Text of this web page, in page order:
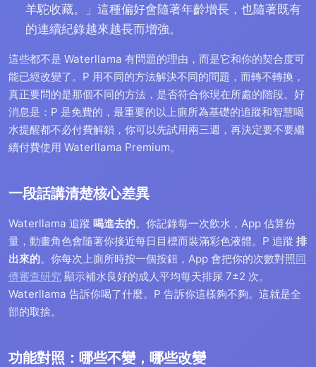
羊駝收藏。」這種偏好會隨著年齡增長，也隨著既有
的連續紀錄越來越長而增強。
這些都不是 Waterllama 有問題的理由，而是它和你的契合度可
能已經改變了。P 用不同的方法解決不同的問題，而轉不轉換，
真正要問的是那個不同的方法，是否符合你現在所處的階段。好
消息是：P 是免費的，最重要的以上廁所為基礎的追蹤和智慧喝
水提醒都不必付費解鎖，你可以先試用兩三週，再決定要不要繼
續付費使用 Waterllama Premium。
一段話講清楚核心差異
Waterllama 追蹤 喝進去的。你記錄每一次飲水，App 估算份
量，動畫角色會隨著你接近每日目標而裝滿彩色液體。P 追蹤 排
出來的。你每次上廁所時按一個按鈕，App 會把你的次數對照同
儕審查研究 顯示補水良好的成人平均每天排尿 7±2 次。
Waterllama 告訴你喝了什麼。P 告訴你這樣夠不夠。這就是全
部的取捨。
功能對照：哪些不變，哪些改變